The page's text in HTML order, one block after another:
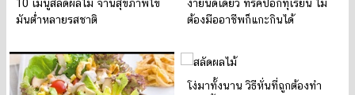
10 เมนูสลัดผลไม้ จานสุขภาพไข
มันต่ำหลายรสชาติ
ง่ายนิดเดียว ทริคปอกทุเรียน ไม่
ต้องมืออาชีพก็แกะกินได้
โง่มาทั้งนาน วิธีหั่นที่ถูกต้องทำ